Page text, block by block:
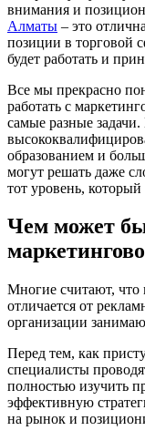
внимания и
Алматы – это
позиции в торговой
будет работать и
Все мы прекрасно
работать с
самые разные
образованием и
могут решать даже
тот уровень,
Чем может
Многие считают, что
отличается от
организации
Перед тем, как
специалисты
полностью изучить
эффективную
на рынок и